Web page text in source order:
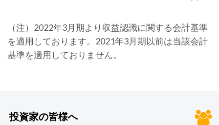
（注）2022年3月期より収益認識に関する会計基準
を適用しております。2021年3月期以前は当該会計
基準を適用しておりません。
投資家の皆様へ